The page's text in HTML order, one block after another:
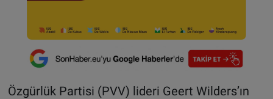
Özgürlük Partisi (PVV) lideri Geert Wilders’ın